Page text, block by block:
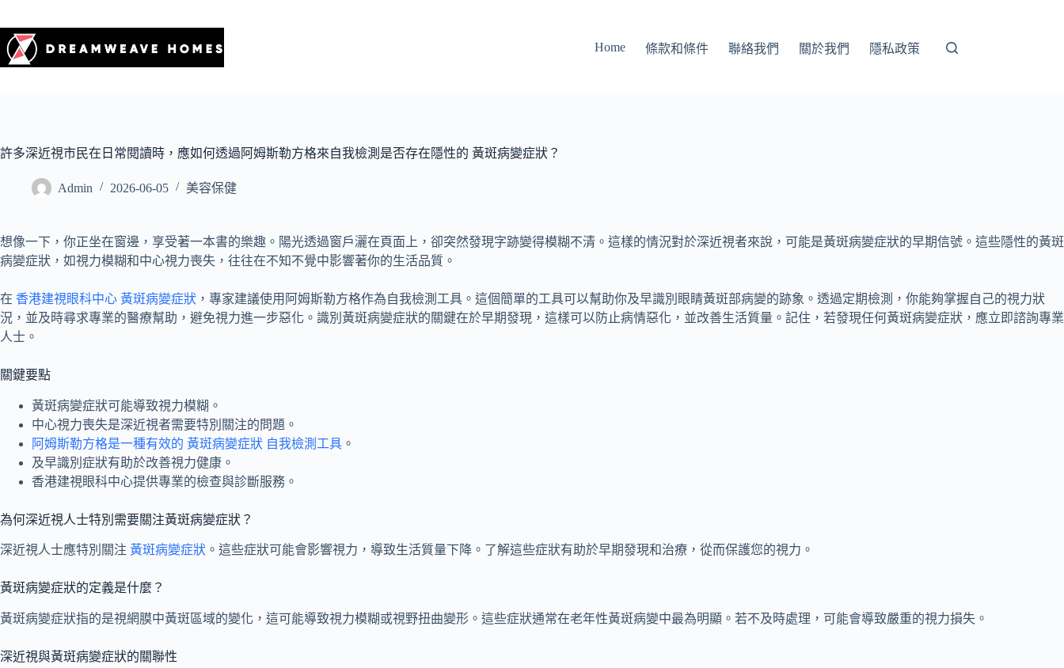
Home 條款和條件 聯絡我們 關於我們 隱私政策
許多深近視市民在日常閱讀時，應如何透過阿姆斯勒方格來自我檢測是否存在隱性的 黃斑病變症狀？
Admin 2026-06-05 美容保健
想像一下，你正坐在窗邊，享受著一本書的樂趣。陽光透過窗戶灑在頁面上，卻突然發現字跡變得模糊不清。這樣的情況對於深近視者來說，可能是黃斑病變症狀的早期信號。這些隱性的黃斑
病變症狀，如視力模糊和中心視力喪失，往往在不知不覺中影響著你的生活品質。
在 香港建視眼科中心 黃斑病變症狀 ，專家建議使用阿姆斯勒方格作為自我檢測工具。這個簡單的工具可以幫助你及早識別眼睛黃斑部病變的跡象。透過定期檢測，你能夠掌握自己的視力狀
況，並及時尋求專業的醫療幫助，避免視力進一步惡化。識別黃斑病變症狀的關鍵在於早期發現，這樣可以防止病情惡化，並改善生活質量。記住，若發現任何黃斑病變症狀，應立即諮詢專業
人士。
關鍵要點
黃斑病變症狀可能導致視力模糊。
中心視力喪失是深近視者需要特別關注的問題。
阿姆斯勒方格是一種有效的 黃斑病變症狀 自我檢測工具 。
及早識別症狀有助於改善視力健康。
香港建視眼科中心提供專業的檢查與診斷服務。
為何深近視人士特別需要關注黃斑病變症狀？
深近視人士應特別關注 黃斑病變症狀 。這些症狀可能會影響視力，導致生活質量下降。了解這些症狀有助於早期發現和治療，從而保護您的視力。
黃斑病變症狀的定義是什麼？
黃斑病變症狀指的是視網膜中黃斑區域的變化，這可能導致視力模糊或視野扭曲變形。這些症狀通常在老年性黃斑病變中最為明顯。若不及時處理，可能會導致嚴重的視力損失。
深近視與黃斑病變症狀的關聯性